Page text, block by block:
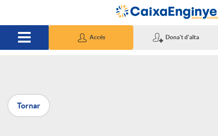
Accés Dona't d'alta
P
u
Tornar